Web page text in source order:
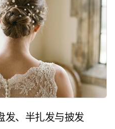
发、半扎发与披发